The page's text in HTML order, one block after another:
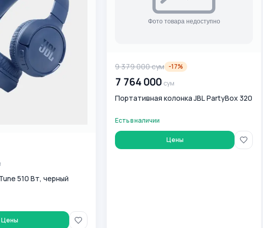
510 Bт, черный
Цены
9 379 000сум -17%
7 764 000 сум
Портативная колонка JBL PartyBox 320
Есть в наличии
Цены